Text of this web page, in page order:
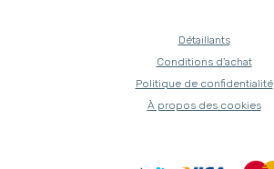
Détaillants
Conditions d'achat
Politique de confidentialité
À propos des cookies